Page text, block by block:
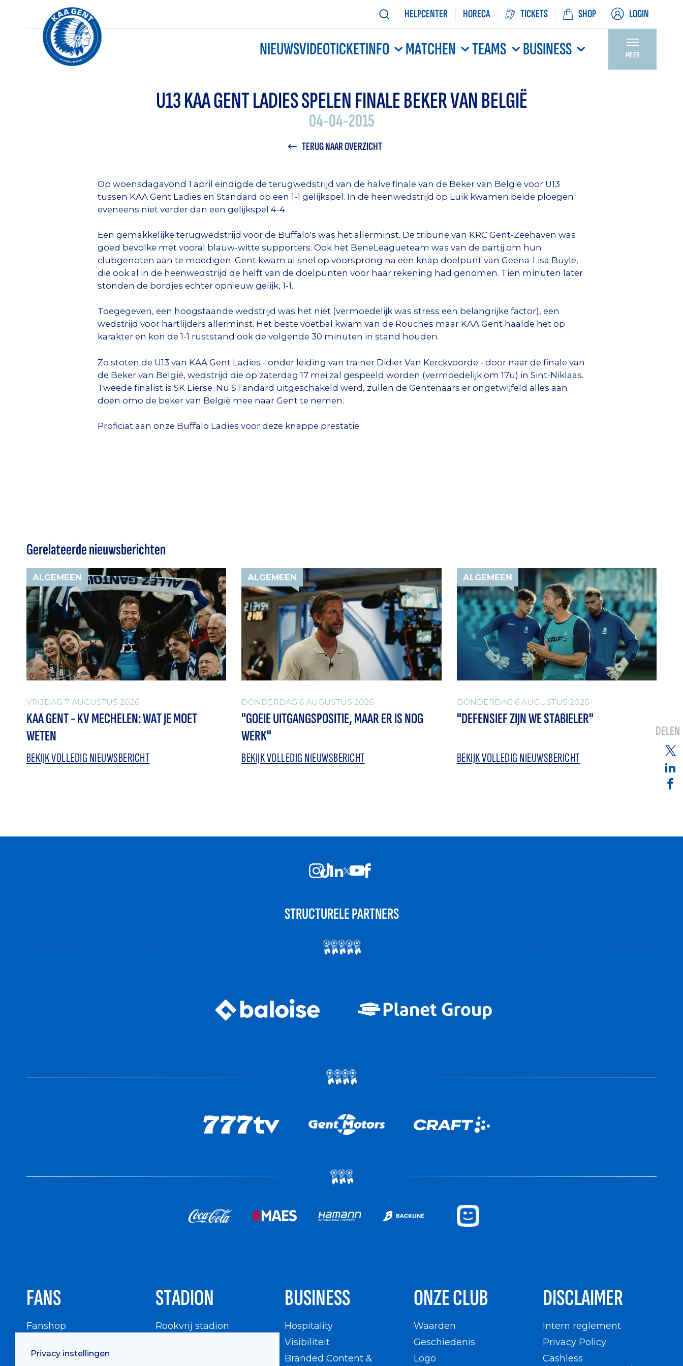
HELPCENTER HORECA TICKETS SHOP LOGIN
NIEUWSVIDEOTICKETINFO MATCHEN TEAMS BUSINESS MEER
U13 KAA GENT LADIES SPELEN FINALE BEKER VAN BELGIË
04-04-2015
TERUG NAAR OVERZICHT
Op woensdagavond 1 april eindigde de terugwedstrijd van de halve finale van de Beker van België voor U13
tussen KAA Gent Ladies en Standard op een 1-1 gelijkspel. In de heenwedstrijd op Luik kwamen beide ploegen
eveneens niet verder dan een gelijkspel 4-4.
Een gemakkelijke terugwedstrijd voor de Buffalo's was het allerminst. De tribune van KRC Gent-Zeehaven was
goed bevolke met vooral blauw-witte supporters. Ook het BeneLeagueteam was van de partij om hun
clubgenoten aan te moedigen. Gent kwam al snel op voorsprong na een knap doelpunt van Geena-Lisa Buyle,
die ook al in de heenwedstrijd de helft van de doelpunten voor haar rekening had genomen. Tien minuten later
stonden de bordjes echter opnieuw gelijk, 1-1.
Toegegeven, een hoogstaande wedstrijd was het niet (vermoedelijk was stress een belangrijke factor), een
wedstrijd voor hartlijders allerminst. Het beste voetbal kwam van de Rouches maar KAA Gent haalde het op
karakter en kon de 1-1 ruststand ook de volgende 30 minuten in stand houden.
Zo stoten de U13 van KAA Gent Ladies - onder leiding van trainer Didier Van Kerckvoorde - door naar de finale van
de Beker van België, wedstrijd die op zaterdag 17 mei zal gespeeld worden (vermoedelijk om 17u) in Sint-Niklaas.
Tweede finalist is SK Lierse. Nu STandard uitgeschakeld werd, zullen de Gentenaars er ongetwijfeld alles aan
doen omo de beker van België mee naar Gent te nemen.
Proficiat aan onze Buffalo Ladies voor deze knappe prestatie.
Gerelateerde nieuwsberichten
ALGEMEEN
VRIJDAG 7 AUGUSTUS 2026
KAA GENT - KV MECHELEN: WAT JE MOET
WETEN
BEKIJK VOLLEDIG NIEUWSBERICHT
ALGEMEEN
DONDERDAG 6 AUGUSTUS 2026
"GOEIE UITGANGSPOSITIE, MAAR ER IS NOG
WERK"
BEKIJK VOLLEDIG NIEUWSBERICHT
ALGEMEEN
DONDERDAG 6 AUGUSTUS 2026
"DEFENSIEF ZIJN WE STABIELER"
BEKIJK VOLLEDIG NIEUWSBERICHT
DELEN
Privacy instellingen
STRUCTURELE PARTNERS
FANS
Fanshop
Supportersraad
STADION
Rookvrij stadion
BUSINESS
Hospitality
Visibiliteit
Branded Content &
ONZE CLUB
Waarden
Geschiedenis
Logo
DISCLAIMER
Intern reglement
Privacy Policy
Cashless